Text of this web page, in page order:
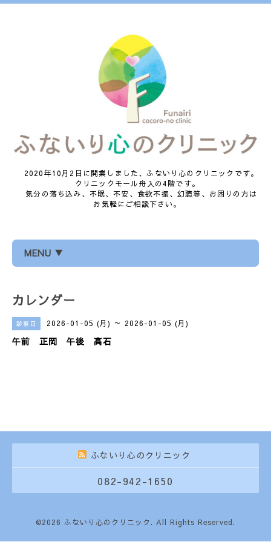
2020年10月2日に開業しました、ふないり心のクリニックです。
クリニックモール舟入の4階です。
気分の落ち込み、不眠、不安、食欲不振、幻聴等、お困りの方は
お気軽にご相談下さい。
MENU ▼
カレンダー
診察日 2026-01-05 (月) ～ 2026-01-05 (月)
午前 正岡 午後 髙石
ふないり心のクリニック
082-942-1650
©2026 ふないり心のクリニック. All Rights Reserved.